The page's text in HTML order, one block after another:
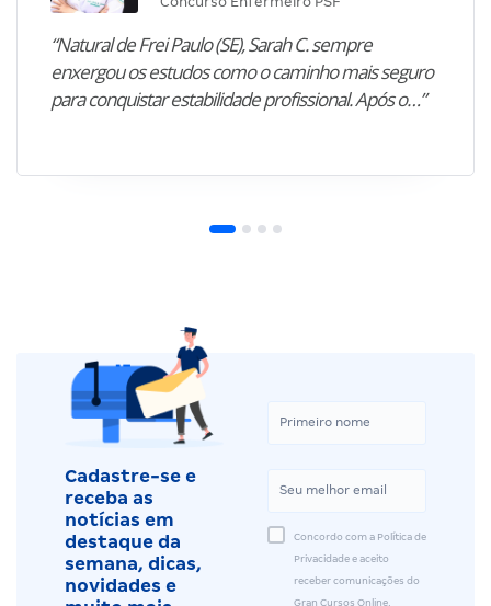
“Natural de Frei Paulo (SE), Sarah C. sempre
enxergou os estudos como o caminho mais seguro
para conquistar estabilidade profissional. Após o…”
Cadastre-se e
receba as
notícias em
destaque da
semana, dicas,
novidades e
Concordo com a Política de
Privacidade e aceito
receber comunicações do
Gran Cursos Online.